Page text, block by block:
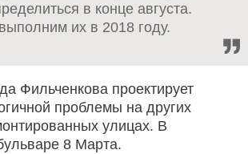
в конце августа.
их в 2018 году.
Фильченкова проектирует
проблемы на других
улицах. В
8 Марта.